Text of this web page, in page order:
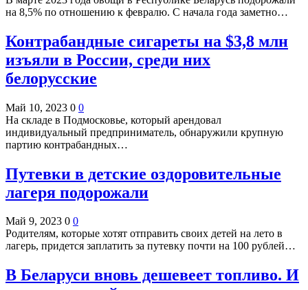
на 8,5% по отношению к февралю. С начала года заметно…
Контрабандные сигареты на $3,8 млн
изъяли в России, среди них
белорусские
Май 10, 2023 0 0
На складе в Подмосковье, который арендовал
индивидуальный предприниматель, обнаружили крупную
партию контрабандных…
Путевки в детские оздоровительные
лагеря подорожали
Май 9, 2023 0 0
Родителям, которые хотят отправить своих детей на лето в
лагерь, придется заплатить за путевку почти на 100 рублей…
В Беларуси вновь дешевеет топливо. И